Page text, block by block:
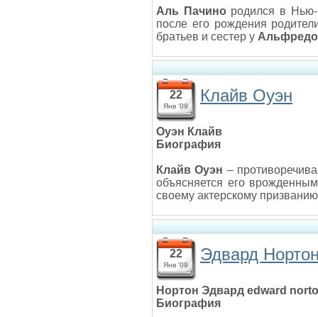
Аль Пачинородился в Нью-
после его рождения
братьев и сестер у Альфредо
22
Янв '09
Клайв Оуэн
Оуэн Клайв
Биография
Клайв Оуэн –
объясняется его
своему актерскому
22
Янв '09
Эдвард
Нортон Эдвард edward
Биография